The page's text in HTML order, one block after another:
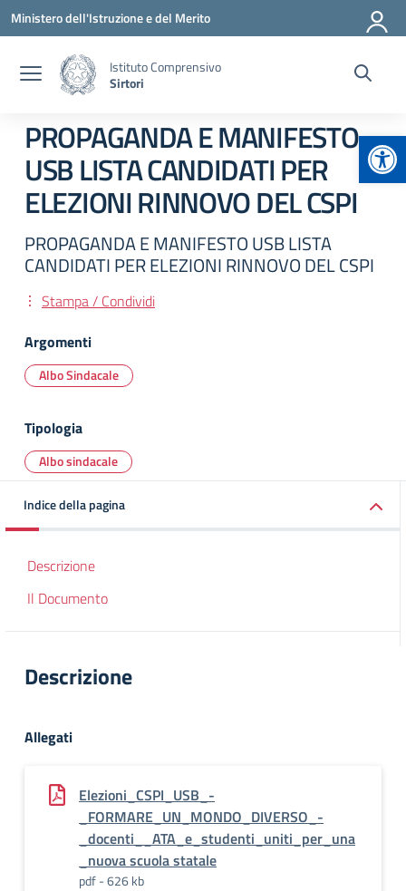
Vai ai contenuti
Vai al menu di navigazione
Vai al footer
Ministero dell'Istruzione e del Merito
Istituto Comprensivo
Sirtori
PROPAGANDA E MANIFESTO
USB LISTA CANDIDATI PER
ELEZIONI RINNOVO DEL CSPI
PROPAGANDA E MANIFESTO USB LISTA
CANDIDATI PER ELEZIONI RINNOVO DEL CSPI
Stampa / Condividi
Argomenti
Albo Sindacale
Tipologia
Albo sindacale
Indice della pagina
Descrizione
Il Documento
Descrizione
Allegati
Elezioni_CSPI_USB_-
_FORMARE_UN_MONDO_DIVERSO_-
_docenti__ATA_e_studenti_uniti_per_una
_nuova scuola statale
pdf - 626 kb